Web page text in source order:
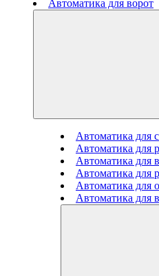
Автоматика для ворот
Автоматика для
Автоматика для
Автоматика для
Автоматика для
Автоматика для
Автоматика для